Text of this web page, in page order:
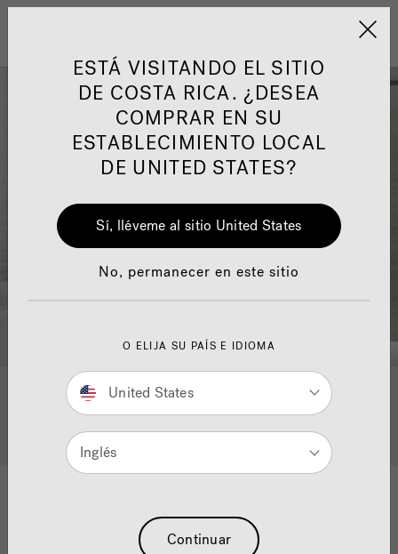
Jacuzzi&reg; Latin
Responsabilidad Social
HIDROMASAJE
Quality Showers
ESTÁ VISITANDO EL SITIO
DE COSTA RICA. ¿DESEA
COMPRAR EN SU
ESTABLECIMIENTO LOCAL
DE UNITED STATES?
Sí, lléveme al sitio United States
No, permanecer en este sitio
O ELIJA SU PAÍS E IDIOMA
United States
Inglés
Continuar